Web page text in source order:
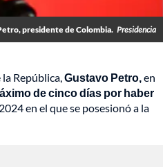
presidente de Colombia. Presidencia
República,Gustavo Petro,en
de cinco días por haber
en el que se posesionó a la